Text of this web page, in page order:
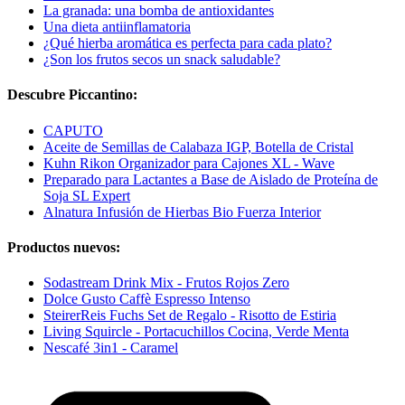
La granada: una bomba de antioxidantes
Una dieta antiinflamatoria
¿Qué hierba aromática es perfecta para cada plato?
¿Son los frutos secos un snack saludable?
Descubre Piccantino:
CAPUTO
Aceite de Semillas de Calabaza IGP, Botella de Cristal
Kuhn Rikon Organizador para Cajones XL - Wave
Preparado para Lactantes a Base de Aislado de Proteína de
Soja SL Expert
Alnatura Infusión de Hierbas Bio Fuerza Interior
Productos nuevos:
Sodastream Drink Mix - Frutos Rojos Zero
Dolce Gusto Caffè Espresso Intenso
SteirerReis Fuchs Set de Regalo - Risotto de Estiria
Living Squircle - Portacuchillos Cocina, Verde Menta
Nescafé 3in1 - Caramel